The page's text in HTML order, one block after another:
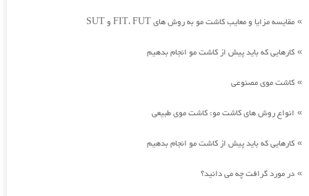
» مقایسه مزایا و معایب کاشت مو به روش های FIT، FUT و SUT
» کارهایی که باید پیش از کاشت مو انجام بدهیم
» کاشت موی مصنوعی
» انواع روش های کاشت مو: کاشت موی طبیعی
» کارهایی که باید پیش از کاشت مو انجام بدهیم
» در مورد گرافت چه می دانید؟